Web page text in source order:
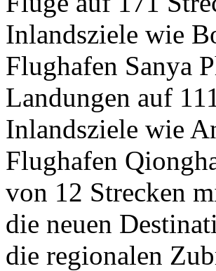
Inlandsziele wie
Flughafen Sanya
Landungen auf
Inlandsziele wie
Flughafen
von 12 Strecken
die neuen
die regionalen